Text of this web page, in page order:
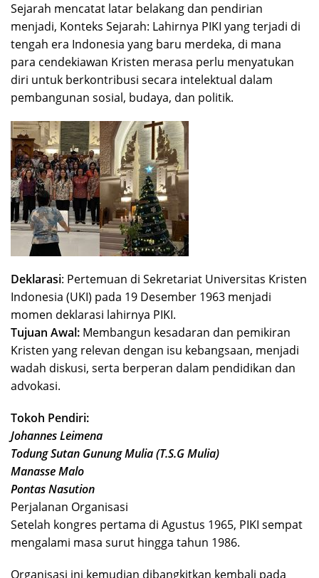
Sejarah mencatat latar belakang dan pendirian
menjadi, Konteks Sejarah: Lahirnya PIKI yang terjadi di
tengah era Indonesia yang baru merdeka, di mana
para cendekiawan Kristen merasa perlu menyatukan
diri untuk berkontribusi secara intelektual dalam
pembangunan sosial, budaya, dan politik.
Deklarasi: Pertemuan di Sekretariat Universitas Kristen
Indonesia (UKI) pada 19 Desember 1963 menjadi
momen deklarasi lahirnya PIKI.
Tujuan Awal: Membangun kesadaran dan pemikiran
Kristen yang relevan dengan isu kebangsaan, menjadi
wadah diskusi, serta berperan dalam pendidikan dan
advokasi.
Tokoh Pendiri:
Johannes Leimena
Todung Sutan Gunung Mulia (T.S.G Mulia)
Manasse Malo
Pontas Nasution
Perjalanan Organisasi
Setelah kongres pertama di Agustus 1965, PIKI sempat
mengalami masa surut hingga tahun 1986.
Organisasi ini kemudian dibangkitkan kembali pada